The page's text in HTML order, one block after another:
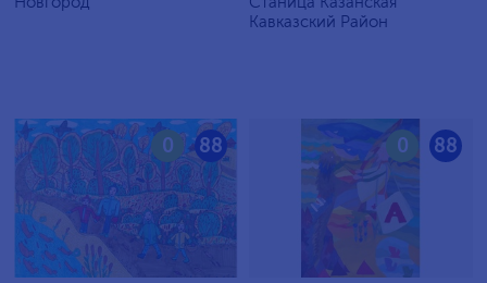
Кавказский Район
88
0 88
0